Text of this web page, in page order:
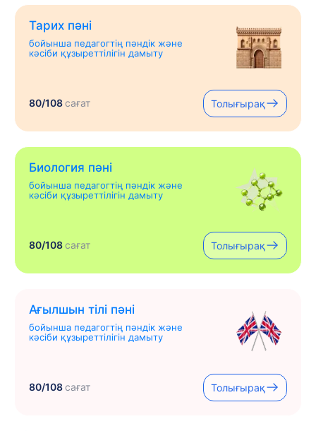
Тарих пәні
бойынша педагогтің пәндік және
кәсіби құзыреттілігін дамыту
80/108сағат Толығырақ
Биология пәні
бойынша педагогтің пәндік және
кәсіби құзыреттілігін дамыту
80/108сағат Толығырақ
Ағылшын тілі пәні
бойынша педагогтің пәндік және
кәсіби құзыреттілігін дамыту
80/108сағат Толығырақ